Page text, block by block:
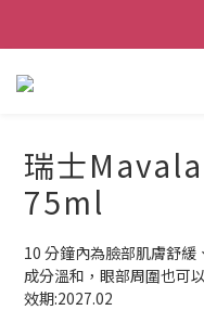
瑞士
75ml
10 分鐘內為臉部肌膚舒緩
成分溫和，眼部周圍也可
效期:2027.02